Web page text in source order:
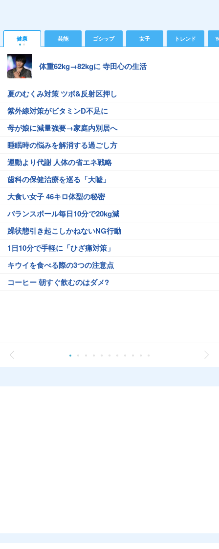
健康 芸能 ゴシップ 女子 トレンド
体重62kg→82kgに 寺田心の生活
夏のむくみ対策 ツボ&反射区押し
紫外線対策がビタミンD不足に
母が娘に減量強要→家庭内別居へ
睡眠時の悩みを解消する過ごし方
運動より代謝 人体の省エネ戦略
歯科の保健治療を巡る「大嘘」
大食い女子 46キロ体型の秘密
バランスボール毎日10分で20kg減
躁状態引き起こしかねないNG行動
1日10分で手軽に「ひざ痛対策」
キウイを食べる際の3つの注意点
コーヒー 朝すぐ飲むのはダメ?